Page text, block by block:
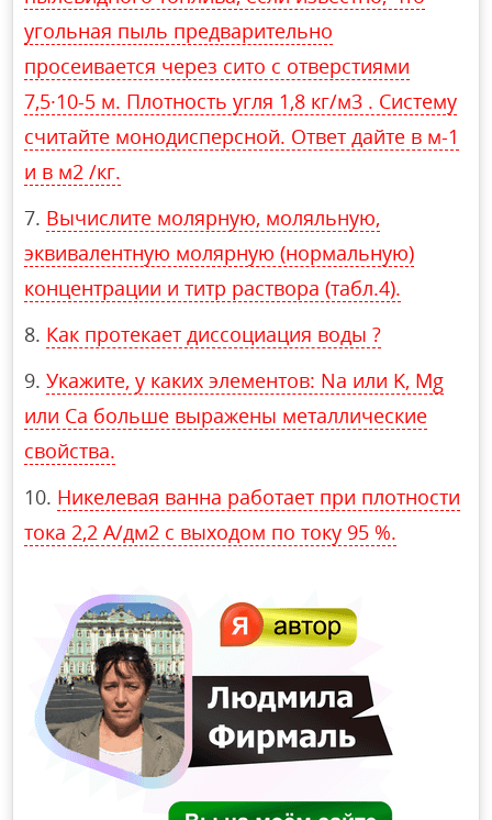
угольная пыль предварительно
просеивается через сито с отверстиями
7,5·10-5 м. Плотность угля 1,8 кг/м3 . Систему
считайте монодисперсной. Ответ дайте в м-1
и в м2 /кг.
Вычислите молярную, моляльную,
эквивалентную молярную (нормальную)
концентрации и титр раствора (табл.4).
Как протекает диссоциация воды ?
Укажите, у каких элементов: Na или K, Mg
или Ca больше выражены металлические
свойства.
Никелевая ванна работает при плотности
тока 2,2 А/дм2 с выходом по току 95 %.